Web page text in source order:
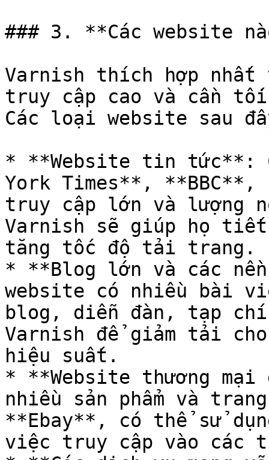
### 3. **Các website
Varnish thích hợp nhất
truy cập cao và cần
Các loại website sau
* **Website tin tức**:
York Times**, **BBC**,
truy cập lớn và lượng
Varnish sẽ giúp họ
tăng tốc độ tải trang.
* **Blog lớn và các
website có nhiều bài
blog, diễn đàn, tạp
Varnish để giảm tải
hiệu suất.
* **Website thương
nhiều sản phẩm và
**Ebay**, có thể sử
việc truy cập vào các